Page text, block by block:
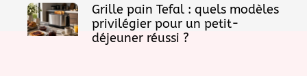
Grille pain Tefal : quels modèles
privilégier pour un petit-
déjeuner réussi ?